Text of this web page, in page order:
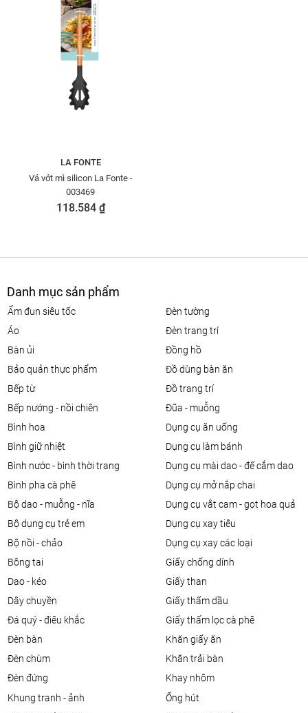
LA FONTE
Vá vớt mì silicon La Fonte -
003469
118.584 ₫
Danh mục sản phẩm
ấm đun siêu tốc
áo
bàn ủi
bảo quản thực phẩm
bếp từ
bếp nướng - nồi chiên
bình hoa
bình giữ nhiệt
bình nước - bình thời trang
bình pha cà phê
bộ dao - muỗng - nĩa
bộ dụng cụ trẻ em
bộ nồi - chảo
bông tai
dao - kéo
dây chuyền
đá quý - điêu khắc
đèn bàn
đèn chùm
đèn đứng
đèn tường
đèn trang trí
đồng hồ
đồ dùng bàn ăn
đồ trang trí
đũa - muỗng
dụng cụ ăn uống
dụng cụ làm bánh
dụng cụ mài dao - đế cắm dao
dụng cụ mở nắp chai
dụng cụ vắt cam - gọt hoa quả
dụng cụ xay tiêu
dụng cụ xay các loại
giấy chống dính
giấy than
giấy thấm dầu
giấy thấm lọc cà phê
khăn giấy ăn
khăn trải bàn
khay nhôm
khung tranh - ảnh
ống hút